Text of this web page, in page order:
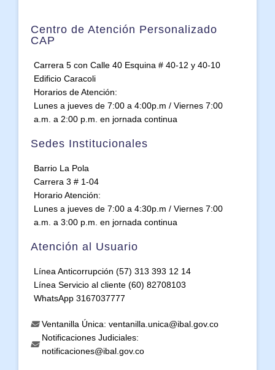
Centro de Atención Personalizado
CAP
Carrera 5 con Calle 40 Esquina # 40-12 y 40-10
Edificio Caracoli
Horarios de Atención:
Lunes a jueves de 7:00 a 4:00p.m / Viernes 7:00
a.m. a 2:00 p.m. en jornada continua
Sedes Institucionales
Barrio La Pola
Carrera 3 # 1-04
Horario Atención:
Lunes a jueves de 7:00 a 4:30p.m / Viernes 7:00
a.m. a 3:00 p.m. en jornada continua
Atención al Usuario
Línea Anticorrupción (57) 313 393 12 14
Línea Servicio al cliente (60) 82708103
WhatsApp 3167037777
Ventanilla Única: ventanilla.unica@ibal.gov.co
Notificaciones Judiciales:
notificaciones@ibal.gov.co